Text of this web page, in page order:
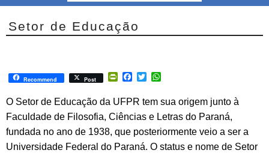
Setor de Educação
Recommend Post PrintFriendly
Facebook
Twitter
O Setor de Educação da UFPR tem sua origem junto à
Faculdade de Filosofia, Ciências e Letras do Paraná,
fundada no ano de 1938, que posteriormente veio a ser a
Universidade Federal do Paraná. O status e nome de Setor